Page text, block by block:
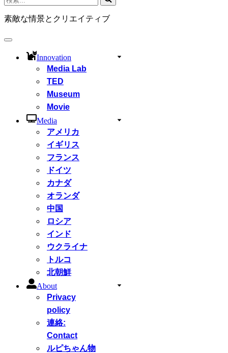
メ
ニ
ュ
索...
素敵な情景とクリエイティブ
ナ
Innovation
Media Lab
TED
Museum
Movie
Media
アメリカ
イギリス
フランス
ドイツ
カナダ
オランダ
中国
ロシア
インド
ウクライナ
トルコ
北朝鮮
About
Privacy
policy
連絡:
Contact
ルピちゃん物